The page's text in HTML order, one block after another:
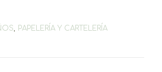
, PAPELERÍA Y CARTELERÍA